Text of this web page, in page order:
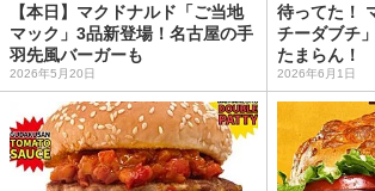
【本日】マクドナルド「ご当地
マック」3品新登場！名古屋の手
羽先風バーガーも
2026年5月20日
待ってた！
チーダブチ
たまらん！
2026年6月1日